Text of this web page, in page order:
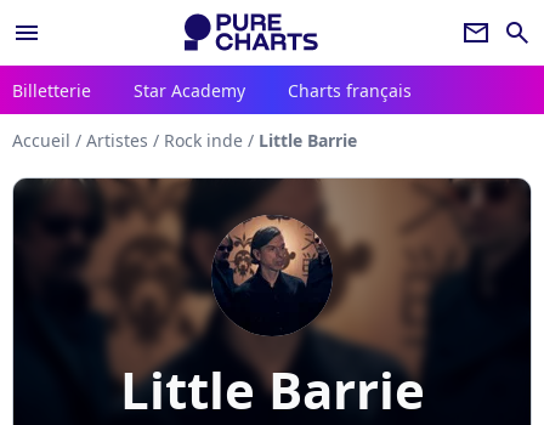
menu newsletter search
Billetterie Star Academy Charts français
Accueil / Artistes / Rock inde / Little Barrie
Little Barrie